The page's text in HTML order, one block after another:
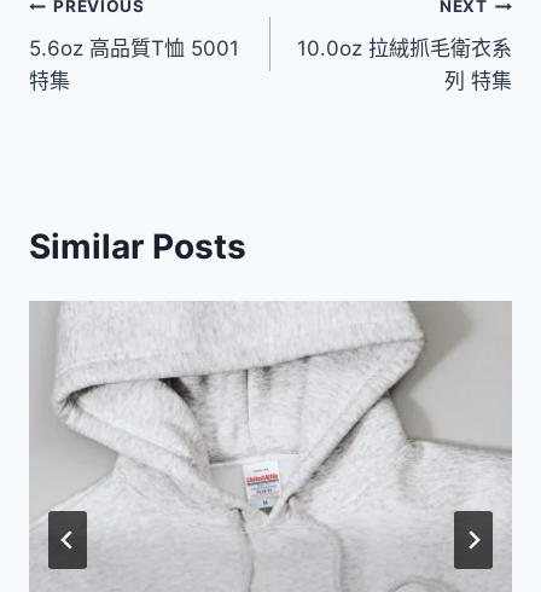
文
章
PREVIOUS
5.6oz 高品質T恤 5001
特集
NEXT
10.0oz 拉絨抓毛衛衣系
列 特集
Similar Posts